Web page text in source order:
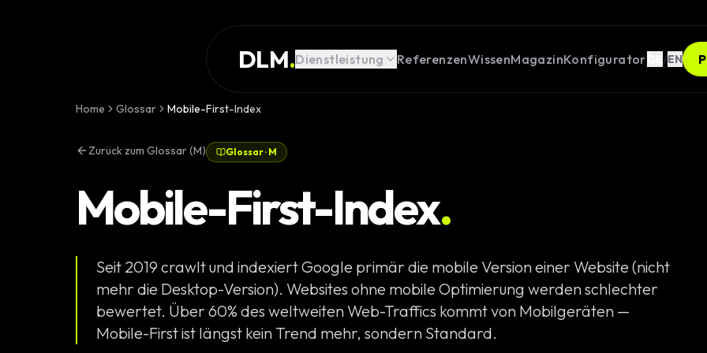
DLM.Dienstleistung ReferenzenWissenMagazinKonfigurator /EN
DIENSTLEISTUNG
REFERENZEN
WISSEN
GLOSSAR
MAGAZIN
KONFIGURATOR
RECHNER
PROJEKT
STARTEN
AI Development
Premium Webseiten
Komplexe Weblösungen
Individueller Rechner /
Home Glossar Mobile-First-Index
Zurück zum Glossar (M) Glossar· M
Mobile-First-Index.
Seit 2019 crawlt und indexiert Google primär die mobile Version einer Website (nicht
mehr die Desktop-Version). Websites ohne mobile Optimierung werden schlechter
bewertet. Über 60% des weltweiten Web-Traffics kommt von Mobilgeräten —
Mobile-First ist längst kein Trend mehr, sondern Standard.